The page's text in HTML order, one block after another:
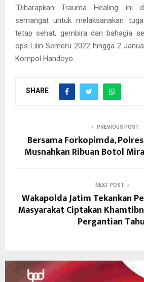
“Diharapkan Trauma Healing ini
semangat untuk melaksanakan
tetap sehat, gembira dan bahagia
ops Lilin Semeru 2022 hingga 2
Kompol Handoyo.
SHARE
PREVIOUS POST
Bersama Forkopimda,
Musnahkan Ribuan Botol
NEXT POST
Wakapolda Jatim Tekankan
Masyarakat Ciptakan
Pergantian